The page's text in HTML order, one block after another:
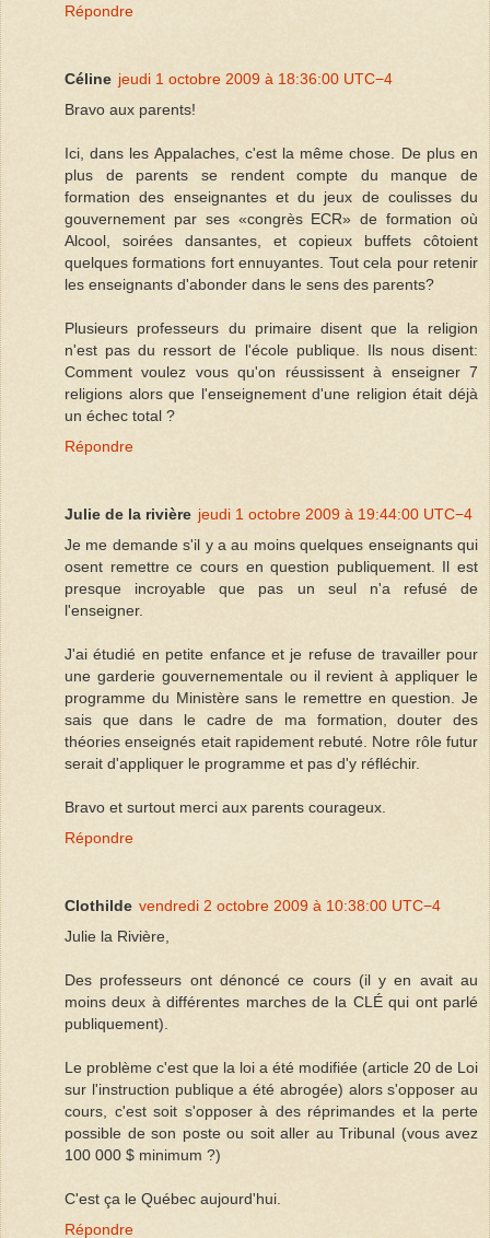
Répondre
Céline jeudi 1 octobre 2009 à 18:36:00 UTC−4
Bravo aux parents!
Ici, dans les Appalaches, c'est la même chose. De plus en
plus de parents se rendent compte du manque de
formation des enseignantes et du jeux de coulisses du
gouvernement par ses «congrès ECR» de formation où
Alcool, soirées dansantes, et copieux buffets côtoient
quelques formations fort ennuyantes. Tout cela pour retenir
les enseignants d'abonder dans le sens des parents?
Plusieurs professeurs du primaire disent que la religion
n'est pas du ressort de l'école publique. Ils nous disent:
Comment voulez vous qu'on réussissent à enseigner 7
religions alors que l'enseignement d'une religion était déjà
un échec total ?
Répondre
Julie de la rivière jeudi 1 octobre 2009 à 19:44:00 UTC−4
Je me demande s'il y a au moins quelques enseignants qui
osent remettre ce cours en question publiquement. Il est
presque incroyable que pas un seul n'a refusé de
l'enseigner.
J'ai étudié en petite enfance et je refuse de travailler pour
une garderie gouvernementale ou il revient à appliquer le
programme du Ministère sans le remettre en question. Je
sais que dans le cadre de ma formation, douter des
théories enseignés etait rapidement rebuté. Notre rôle futur
serait d'appliquer le programme et pas d'y réfléchir.
Bravo et surtout merci aux parents courageux.
Répondre
Clothilde vendredi 2 octobre 2009 à 10:38:00 UTC−4
Julie la Rivière,
Des professeurs ont dénoncé ce cours (il y en avait au
moins deux à différentes marches de la CLÉ qui ont parlé
publiquement).
Le problème c'est que la loi a été modifiée (article 20 de Loi
sur l'instruction publique a été abrogée) alors s'opposer au
cours, c'est soit s'opposer à des réprimandes et la perte
possible de son poste ou soit aller au Tribunal (vous avez
100 000 $ minimum ?)
C'est ça le Québec aujourd'hui.
Répondre